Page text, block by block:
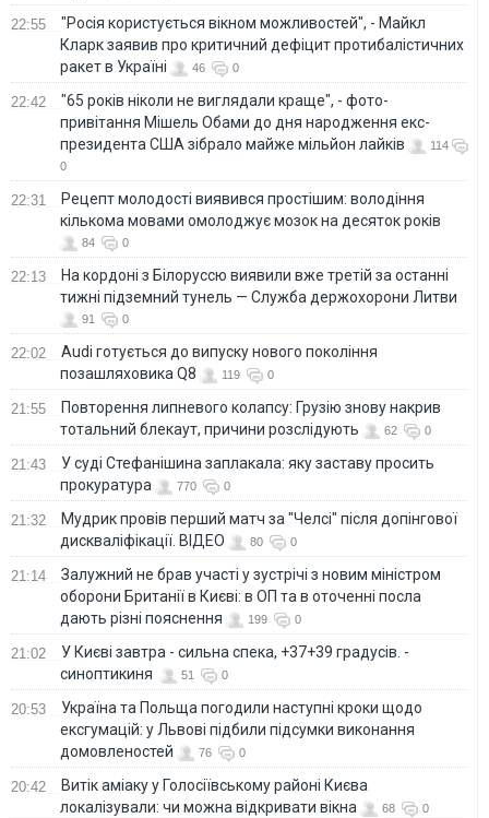
22:55
"Росія користується вікном можливостей", - Майкл
Кларк заявив про критичний дефіцит протибалістичних
ракет в Україні
46 0
22:42
"65 років ніколи не виглядали краще", - фото-
привітання Мішель Обами до дня народження екс-
президента США зібрало майже мільйон лайків
114
0
22:31
Рецепт молодості виявився простішим: володіння
кількома мовами омолоджує мозок на десяток років
84 0
22:13
На кордоні з Білоруссю виявили вже третій за останні
тижні підземний тунель — Служба держохорони Литви
91 0
22:02
Audi готується до випуску нового покоління
позашляховика Q8
119 0
21:55
Повторення липневого колапсу: Грузію знову накрив
тотальний блекаут, причини розслідують
62 0
21:43
У суді Стефанішина заплакала: яку заставу просить
прокуратура
770 0
21:32
Мудрик провів перший матч за "Челсі" після допінгової
дискваліфікації. ВІДЕО
80 0
21:14
Залужний не брав участі у зустрічі з новим міністром
оборони Британії в Києві: в ОП та в оточенні посла
дають різні пояснення
199 0
21:02
У Києві завтра - сильна спека, +37+39 градусів. -
синоптикиня
51 0
20:53
Україна та Польща погодили наступні кроки щодо
ексгумацій: у Львові підбили підсумки виконання
домовленостей
76 0
20:42
Витік аміаку у Голосіївському районі Києва
локалізували: чи можна відкривати вікна
68 0